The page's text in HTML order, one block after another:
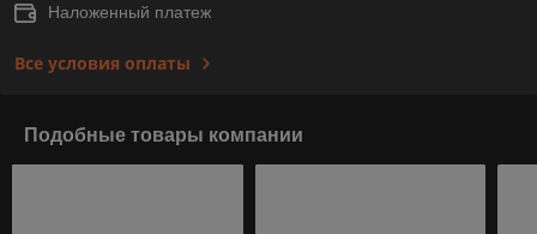
Наложенный платеж
Все условия оплаты
Подобные товары компании